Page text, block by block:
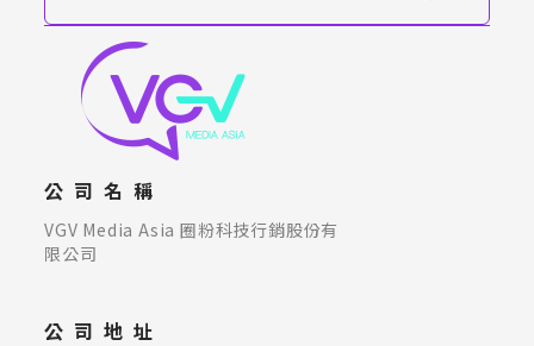
公司名稱
VGV Media Asia 圈粉科技行銷股份有
限公司
公司地址